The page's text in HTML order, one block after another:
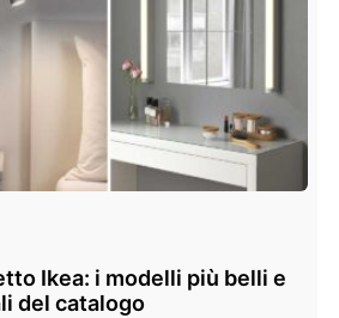
Ikea: i modelli più belli e
del catalogo